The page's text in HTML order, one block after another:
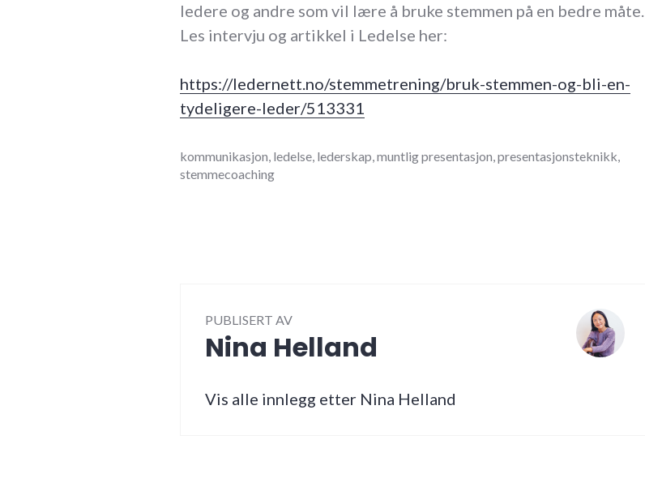
ledere og andre som vil lære å bruke stemmen på en bedre måte.
Les intervju og artikkel i Ledelse her:
https://ledernett.no/stemmetrening/bruk-stemmen-og-bli-en-
tydeligere-leder/513331
februar
12,
kommunikasjon ledelse lederskap muntlig presentasjon presentasjonsteknikk
stemmecoaching
PUBLISERT AV
Nina Helland
Vis alle innlegg etter Nina Helland